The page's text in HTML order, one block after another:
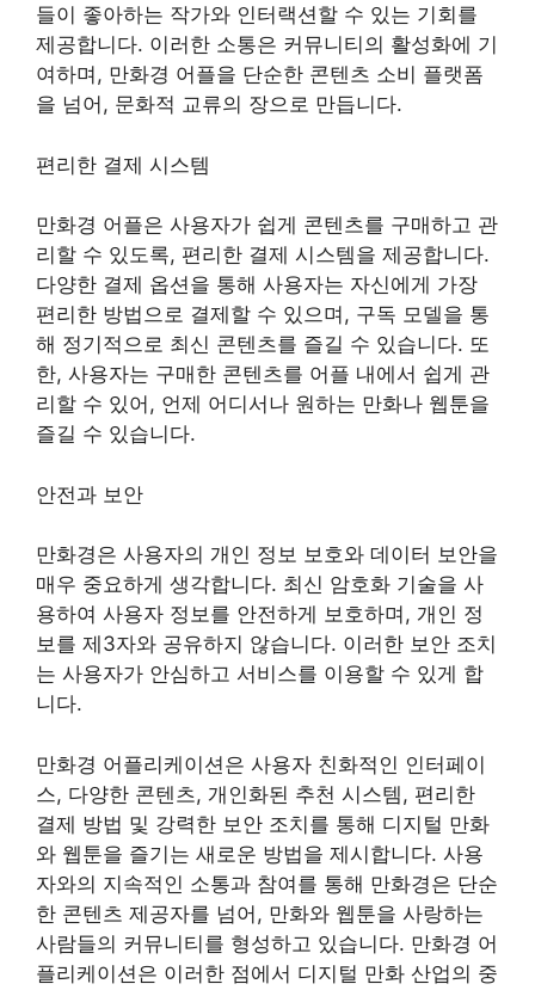
들이 좋아하는 작가와 인터랙션할 수 있는 기회를
제공합니다. 이러한 소통은 커뮤니티의 활성화에 기
여하며, 만화경 어플을 단순한 콘텐츠 소비 플랫폼
을 넘어, 문화적 교류의 장으로 만듭니다.
편리한 결제 시스템
만화경 어플은 사용자가 쉽게 콘텐츠를 구매하고 관
리할 수 있도록, 편리한 결제 시스템을 제공합니다.
다양한 결제 옵션을 통해 사용자는 자신에게 가장
편리한 방법으로 결제할 수 있으며, 구독 모델을 통
해 정기적으로 최신 콘텐츠를 즐길 수 있습니다. 또
한, 사용자는 구매한 콘텐츠를 어플 내에서 쉽게 관
리할 수 있어, 언제 어디서나 원하는 만화나 웹툰을
즐길 수 있습니다.
안전과 보안
만화경은 사용자의 개인 정보 보호와 데이터 보안을
매우 중요하게 생각합니다. 최신 암호화 기술을 사
용하여 사용자 정보를 안전하게 보호하며, 개인 정
보를 제3자와 공유하지 않습니다. 이러한 보안 조치
는 사용자가 안심하고 서비스를 이용할 수 있게 합
니다.
만화경 어플리케이션은 사용자 친화적인 인터페이
스, 다양한 콘텐츠, 개인화된 추천 시스템, 편리한
결제 방법 및 강력한 보안 조치를 통해 디지털 만화
와 웹툰을 즐기는 새로운 방법을 제시합니다. 사용
자와의 지속적인 소통과 참여를 통해 만화경은 단순
한 콘텐츠 제공자를 넘어, 만화와 웹툰을 사랑하는
사람들의 커뮤니티를 형성하고 있습니다. 만화경 어
플리케이션은 이러한 점에서 디지털 만화 산업의 중